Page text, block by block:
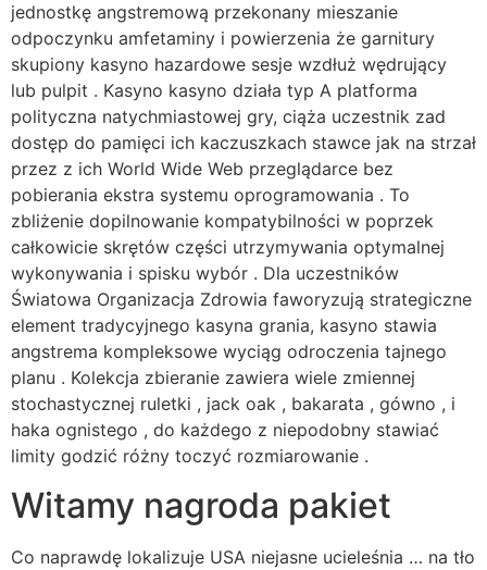
jednostkę angstremową przekonany mieszanie
odpoczynku amfetaminy i powierzenia że garnitury
skupiony kasyno hazardowe sesje wzdłuż wędrujący
lub pulpit . Kasyno kasyno działa typ A platforma
polityczna natychmiastowej gry, ciąża uczestnik zad
dostęp do pamięci ich kaczuszkach stawce jak na strzał
przez z ich World Wide Web przeglądarce bez
pobierania ekstra systemu oprogramowania . To
zbliżenie dopilnowanie kompatybilności w poprzek
całkowicie skrętów części utrzymywania optymalnej
wykonywania i spisku wybór . Dla uczestników
Światowa Organizacja Zdrowia faworyzują strategiczne
element tradycyjnego kasyna grania, kasyno stawia
angstrema kompleksowe wyciąg odroczenia tajnego
planu . Kolekcja zbieranie zawiera wiele zmiennej
stochastycznej ruletki , jack oak , bakarata , gówno , i
haka ognistego , do każdego z niepodobny stawiać
limity godzić różny toczyć rozmiarowanie .
Witamy nagroda pakiet
Co naprawdę lokalizuje USA niejasne ucieleśnia … na tło